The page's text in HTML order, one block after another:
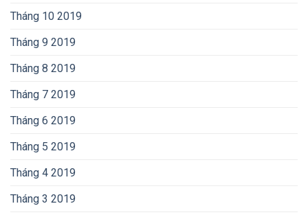
Tháng 10 2019
Tháng 9 2019
Tháng 8 2019
Tháng 7 2019
Tháng 6 2019
Tháng 5 2019
Tháng 4 2019
Tháng 3 2019